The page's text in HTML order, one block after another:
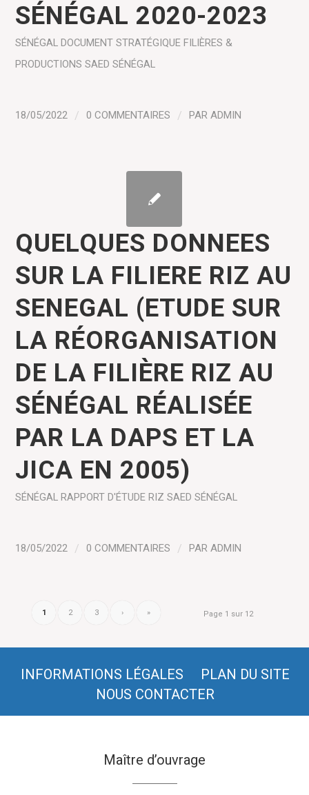
SÉNÉGAL 2020-2023
SÉNÉGAL DOCUMENT STRATÉGIQUE FILIÈRES &
PRODUCTIONS SAED SÉNÉGAL
18/05/2022 / 0 COMMENTAIRES / PARADMIN
QUELQUES DONNEES
SUR LA FILIERE RIZ AU
SENEGAL (ETUDE SUR
LA RÉORGANISATION
DE LA FILIÈRE RIZ AU
SÉNÉGAL RÉALISÉE
PAR LA DAPS ET LA
JICA EN 2005)
SÉNÉGAL RAPPORT D'ÉTUDE RIZ SAED SÉNÉGAL
18/05/2022 / 0 COMMENTAIRES / PARADMIN
Page 1 sur 12
1 2 3 › »
INFORMATIONS LÉGALES
PLAN DU SITE
NOUS CONTACTER
Maître d’ouvrage